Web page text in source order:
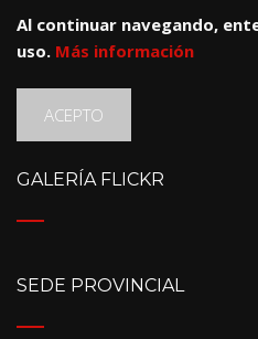
Al continuar navegando,
uso. Más información
ACEPTO
GALERÍA FLICKR
SEDE PROVINCIAL